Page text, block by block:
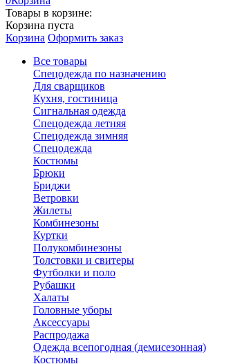
Товары в корзине:
Корзина пуста
Корзина Оформить заказ
Все товары
Спецодежда по назначению
Для сварщиков
Кухня, гостиница
Сигнальная одежда
Спецодежда летняя
Спецодежда зимняя
Спецодежда
Костюмы
Брюки
Бриджи
Ветровки
Жилеты
Комбинезоны
Куртки
Полукомбинезоны
Толстовки и свитеры
Футболки и поло
Рубашки
Халаты
Головные уборы
Аксессуары
Распродажа
Одежда всепогодная (демисезонная)
Костюмы